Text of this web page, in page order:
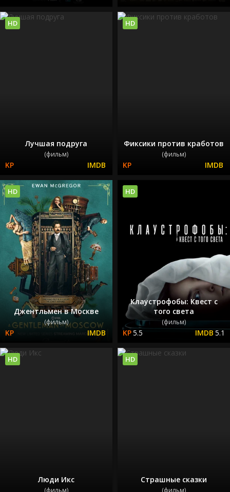
Лучшая подруга
(фильм)
HD
Фиксики против кработов
(фильм)
HD
Джентльмен в Москве
(фильм)
HD
Клаустрофобы: Квест с
того света
(фильм)
5.5 5.1
HD
Люди Икс
(фильм)
HD
Страшные сказки
(фильм)
HD